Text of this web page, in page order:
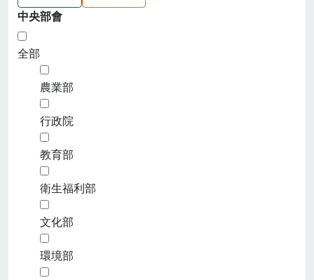
中央部會
全部
農業部
行政院
教育部
衛生福利部
文化部
環境部